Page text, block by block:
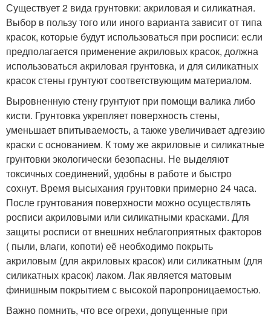
Существует 2 вида грунтовки: акриловая и силикатная.
Выбор в пользу того или иного варианта зависит от типа
красок, которые будут использоваться при росписи: если
предполагается применение акриловых красок, должна
использоваться акриловая грунтовка, и для силикатных
красок стены грунтуют соответствующим материалом.
Выровненную стену грунтуют при помощи валика либо
кисти. Грунтовка укрепляет поверхность стены,
уменьшает впитываемость, а также увеличивает адгезию
краски с основанием. К тому же акриловые и силикатные
грунтовки экологически безопасны. Не выделяют
токсичных соединений, удобны в работе и быстро
сохнут. Время высыхания грунтовки примерно 24 часа.
После грунтования поверхности можно осуществлять
росписи акриловыми или силикатными красками. Для
защиты росписи от внешних неблагоприятных факторов
( пыли, влаги, копоти) её необходимо покрыть
акриловым (для акриловых красок) или силикатным (для
силикатных красок) лаком. Лак является матовым
финишным покрытием с высокой паропроницаемостью.
Важно помнить, что все огрехи, допущенные при